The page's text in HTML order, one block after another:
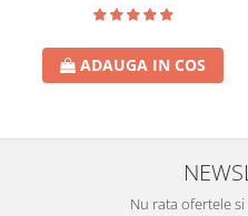
ADAUGA IN COS
Nu rata ofertele